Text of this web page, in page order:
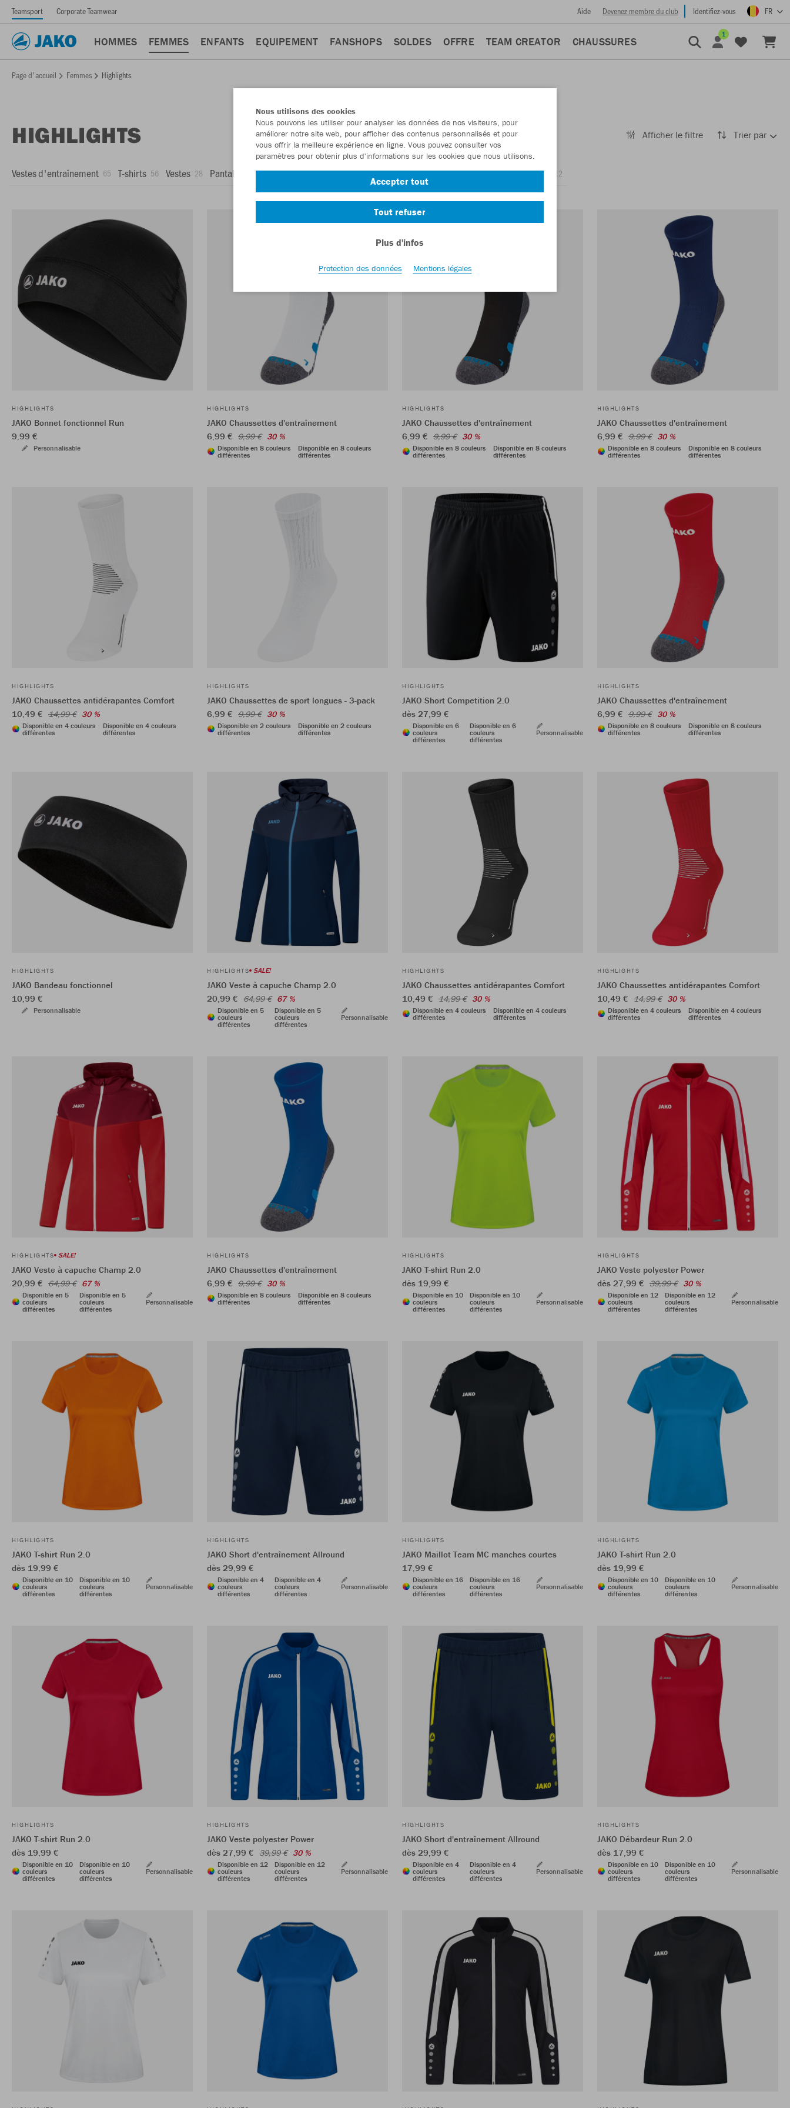
Teamsport Corporate Teamwear Aide Devenez membre du club Identifiez-vous FR
HOMMES FEMMES ENFANTS EQUIPEMENT FANSHOPS SOLDES OFFRE TEAM CREATOR CHAUSSURES
1
Page d'accueil Femmes Highlights
HIGHLIGHTS Afficher le filtre Trier par
Vestes d'entraînement 65 T-shirts 56 Vestes 28 Pantalons d'entraînement 20 Shorts 20 Sweats 18 Polos 15 Maillots 13 Pantalons 12
HIGHLIGHTS
JAKO Bonnet fonctionnel Run
9,99 €
Personnalisable
HIGHLIGHTS
JAKO Chaussettes d'entraînement
6,99 € 9,99 € 30 %
Disponible en 8 couleurs
différentes
Disponible en 8 couleurs
différentes
HIGHLIGHTS
JAKO Chaussettes d'entraînement
6,99 € 9,99 € 30 %
Disponible en 8 couleurs
différentes
Disponible en 8 couleurs
différentes
HIGHLIGHTS
JAKO Chaussettes d'entraînement
6,99 € 9,99 € 30 %
Disponible en 8 couleurs
différentes
Disponible en 8 couleurs
différentes
HIGHLIGHTS
JAKO Chaussettes antidérapantes Comfort
10,49 € 14,99 € 30 %
Disponible en 4 couleurs
différentes
Disponible en 4 couleurs
différentes
HIGHLIGHTS
JAKO Chaussettes de sport longues - 3-pack
6,99 € 9,99 € 30 %
Disponible en 2 couleurs
différentes
Disponible en 2 couleurs
différentes
HIGHLIGHTS
JAKO Short Competition 2.0
dès 27,99 €
Disponible en 6
couleurs
différentes
Disponible en 6
couleurs
différentes
Personnalisable
HIGHLIGHTS
JAKO Chaussettes d'entraînement
6,99 € 9,99 € 30 %
Disponible en 8 couleurs
différentes
Disponible en 8 couleurs
différentes
HIGHLIGHTS
JAKO Bandeau fonctionnel
10,99 €
Personnalisable
HIGHLIGHTS SALE!
JAKO Veste à capuche Champ 2.0
20,99 € 64,99 € 67 %
Disponible en 5
couleurs
différentes
Disponible en 5
couleurs
différentes
Personnalisable
HIGHLIGHTS
JAKO Chaussettes antidérapantes Comfort
10,49 € 14,99 € 30 %
Disponible en 4 couleurs
différentes
Disponible en 4 couleurs
différentes
HIGHLIGHTS
JAKO Chaussettes antidérapantes Comfort
10,49 € 14,99 € 30 %
Disponible en 4 couleurs
différentes
Disponible en 4 couleurs
différentes
HIGHLIGHTS SALE!
JAKO Veste à capuche Champ 2.0
20,99 € 64,99 € 67 %
Disponible en 5
couleurs
différentes
Disponible en 5
couleurs
différentes
Personnalisable
HIGHLIGHTS
JAKO Chaussettes d'entraînement
6,99 € 9,99 € 30 %
Disponible en 8 couleurs
différentes
Disponible en 8 couleurs
différentes
HIGHLIGHTS
JAKO T-shirt Run 2.0
dès 19,99 €
Disponible en 10
couleurs
différentes
Disponible en 10
couleurs
différentes
Personnalisable
HIGHLIGHTS
JAKO Veste polyester Power
dès 27,99 € 39,99 € 30 %
Disponible en 12
couleurs
différentes
Disponible en 12
couleurs
différentes
Personnalisable
HIGHLIGHTS
JAKO T-shirt Run 2.0
dès 19,99 €
Disponible en 10
couleurs
différentes
Disponible en 10
couleurs
différentes
Personnalisable
HIGHLIGHTS
JAKO Short d'entraînement Allround
dès 29,99 €
Disponible en 4
couleurs
différentes
Disponible en 4
couleurs
différentes
Personnalisable
HIGHLIGHTS
JAKO Maillot Team MC manches courtes
17,99 €
Disponible en 16
couleurs
différentes
Disponible en 16
couleurs
différentes
Personnalisable
HIGHLIGHTS
JAKO T-shirt Run 2.0
dès 19,99 €
Disponible en 10
couleurs
différentes
Disponible en 10
couleurs
différentes
Personnalisable
HIGHLIGHTS
JAKO T-shirt Run 2.0
dès 19,99 €
Disponible en 10
couleurs
différentes
Disponible en 10
couleurs
différentes
Personnalisable
HIGHLIGHTS
JAKO Veste polyester Power
dès 27,99 € 39,99 € 30 %
Disponible en 12
couleurs
différentes
Disponible en 12
couleurs
différentes
Personnalisable
HIGHLIGHTS
JAKO Short d'entraînement Allround
dès 29,99 €
Disponible en 4
couleurs
différentes
Disponible en 4
couleurs
différentes
Personnalisable
HIGHLIGHTS
JAKO Débardeur Run 2.0
dès 17,99 €
Disponible en 10
couleurs
différentes
Disponible en 10
couleurs
différentes
Personnalisable
Nous utilisons des cookies
Nous pouvons les utiliser pour analyser les données de nos visiteurs, pour
améliorer notre site web, pour afficher des contenus personnalisés et pour
vous offrir la meilleure expérience en ligne. Vous pouvez consulter vos
paramètres pour obtenir plus d'informations sur les cookies que nous utilisons.
Accepter tout
Tout refuser
Plus d'infos
Protection des données Mentions légales